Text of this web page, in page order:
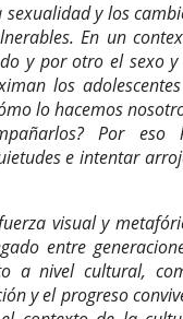
y los
En un
y por otro el sexo
los
lo hacemos
Por eso
e intentar
visual y
entre
a nivel cultural,
y el progreso